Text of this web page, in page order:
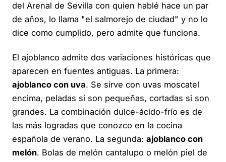
del Arenal de Sevilla con quien hablé hace un par
de años, lo llama "el salmorejo de ciudad" y no lo
dice como cumplido, pero admite que funciona.
El ajoblanco admite dos variaciones históricas que
aparecen en fuentes antiguas. La primera:
ajoblanco con uva. Se sirve con uvas moscatel
encima, peladas si son pequeñas, cortadas si son
grandes. La combinación dulce-ácido-frío es de
las más logradas que conozco en la cocina
española de verano. La segunda: ajoblanco con
melón. Bolas de melón cantalupo o melón piel de